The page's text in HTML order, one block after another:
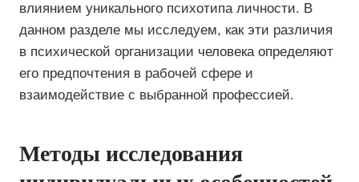
влиянием уникального психотипа личности. В
данном разделе мы исследуем, как эти различия
в психической организации человека определяют
его предпочтения в рабочей сфере и
взаимодействие с выбранной профессией.
Методы исследования